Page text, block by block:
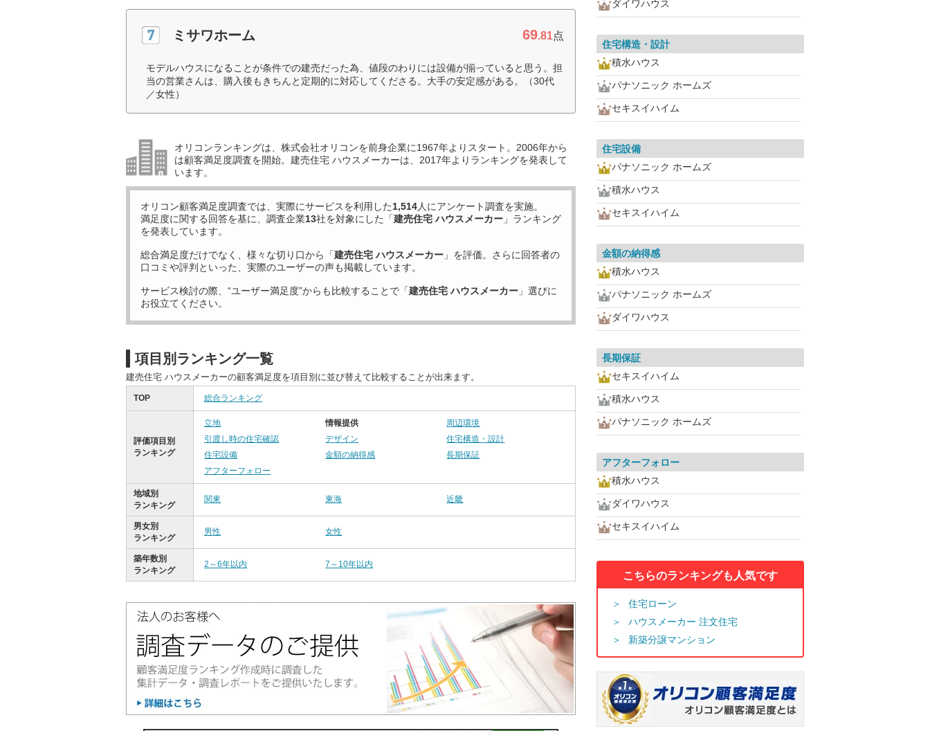
ミサワホーム 69.81点
モデルハウスになることが条件での建売だった為、値段のわりには設備が揃っていると思う。担
当の営業さんは、購入後もきちんと定期的に対応してくださる。大手の安定感がある。（30代
／女性）
オリコンランキングは、株式会社オリコンを前身企業に1967年よりスタート。2006年から
は顧客満足度調査を開始。建売住宅 ハウスメーカーは、2017年よりランキングを発表して
います。
オリコン顧客満足度調査では、実際にサービスを利用した1,514人にアンケート調査を実施。
満足度に関する回答を基に、調査企業13社を対象にした「建売住宅 ハウスメーカー 」ランキング
を発表しています。
総合満足度だけでなく、様々な切り口から「建売住宅 ハウスメーカー 」を評価。さらに回答者の
口コミや評判といった、実際のユーザーの声も掲載しています。
サービス検討の際、“ユーザー満足度”からも比較することで「建売住宅 ハウスメーカー 」選びに
お役立てください。
項目別ランキング一覧
建売住宅 ハウスメーカーの顧客満足度を項目別に並び替えて比較することが出来ます。
TOP 総合ランキング
評価項目別
ランキング
立地 情報提供
周辺環境
引渡し時の住宅確認
デザイン
住宅構造・設計
住宅設備
金額の納得感
長期保証
アフターフォロー
地域別
ランキング
関東 東海 近畿
男女別
ランキング
男性 女性
築年数別
ランキング
2～6年以内 7～10年以内
ダイワハウス
住宅構造・設計
積水ハウス
パナソニック ホームズ
セキスイハイム
住宅設備
パナソニック ホームズ
積水ハウス
セキスイハイム
金額の納得感
積水ハウス
パナソニック ホームズ
ダイワハウス
長期保証
セキスイハイム
積水ハウス
パナソニック ホームズ
アフターフォロー
積水ハウス
ダイワハウス
セキスイハイム
こちらのランキングも人気です
住宅ローン
ハウスメーカー 注文住宅
新築分譲マンション